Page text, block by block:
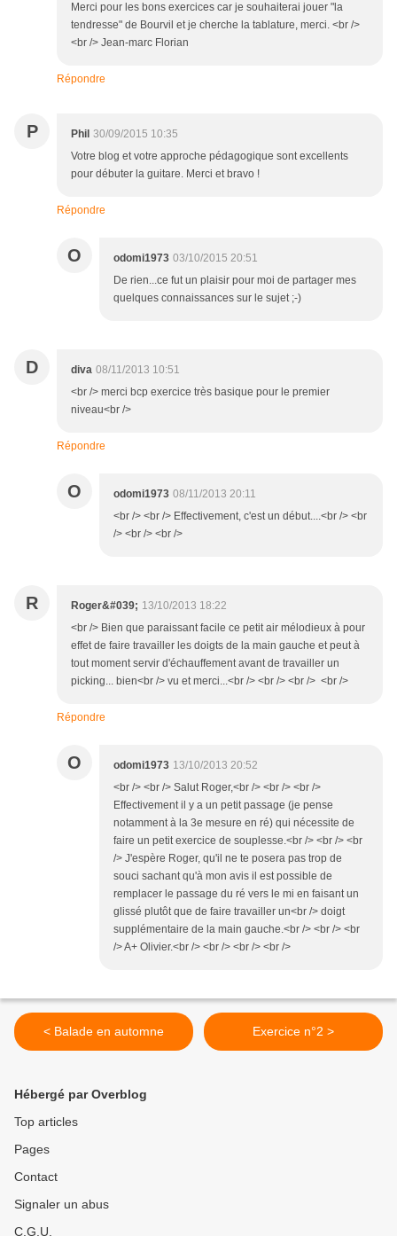
Merci pour les bons exercices car je souhaiterai jouer "la
tendresse" de Bourvil et je cherche la tablature, merci. <br />
<br /> Jean-marc Florian
Répondre
P Phil 30/09/2015 10:35
Votre blog et votre approche pédagogique sont excellents
pour débuter la guitare. Merci et bravo !
Répondre
O odomi1973 03/10/2015 20:51
De rien...ce fut un plaisir pour moi de partager mes
quelques connaissances sur le sujet ;-)
D diva 08/11/2013 10:51
<br /> merci bcp exercice très basique pour le premier
niveau<br />
Répondre
O odomi1973 08/11/2013 20:11
<br /> <br /> Effectivement, c'est un début....<br /> <br
/> <br /> <br />
R Roger&#039; 13/10/2013 18:22
<br /> Bien que paraissant facile ce petit air mélodieux à pour
effet de faire travailler les doigts de la main gauche et peut à
tout moment servir d'échauffement avant de travailler un
picking... bien<br /> vu et merci...<br /> <br /> <br /> <br />
Répondre
O odomi1973 13/10/2013 20:52
<br /> <br /> Salut Roger,<br /> <br /> <br />
Effectivement il y a un petit passage (je pense
notamment à la 3e mesure en ré) qui nécessite de
faire un petit exercice de souplesse.<br /> <br /> <br
/> J'espère Roger, qu'il ne te posera pas trop de
souci sachant qu'à mon avis il est possible de
remplacer le passage du ré vers le mi en faisant un
glissé plutôt que de faire travailler un<br /> doigt
supplémentaire de la main gauche.<br /> <br /> <br
/> A+ Olivier.<br /> <br /> <br /> <br />
< Balade en automne Exercice n°2 >
Hébergé par Overblog
Top articles
Pages
Contact
Signaler un abus
C.G.U.